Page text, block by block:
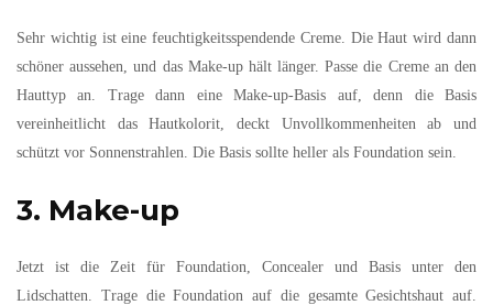
Sehr wichtig ist eine feuchtigkeitsspendende Creme. Die Haut wird dann
schöner aussehen, und das Make-up hält länger. Passe die Creme an den
Hauttyp an. Trage dann eine Make-up-Basis auf, denn die Basis
vereinheitlicht das Hautkolorit, deckt Unvollkommenheiten ab und
schützt vor Sonnenstrahlen. Die Basis sollte heller als Foundation sein.
3. Make-up
Jetzt ist die Zeit für Foundation, Concealer und Basis unter den
Lidschatten. Trage die Foundation auf die gesamte Gesichtshaut auf.